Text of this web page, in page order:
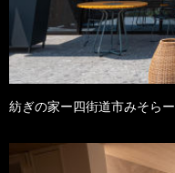
紡ぎの家ー四街道市みそらー